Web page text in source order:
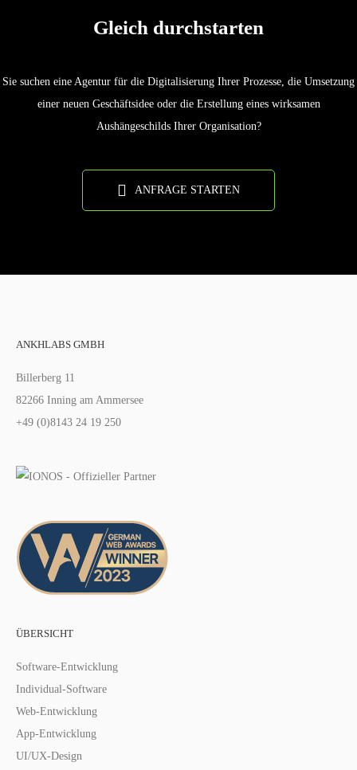
Gleich durchstarten
Sie suchen eine Agentur für die Digitalisierung Ihrer Prozesse, die Umsetzung
einer neuen Geschäftsidee oder die Erstellung eines wirksamen
Aushängeschilds Ihrer Organisation?
ANFRAGE STARTEN
ANKHLABS GMBH
Billerberg 11
82266 Inning am Ammersee
+49 (0)8143 24 19 250
ÜBERSICHT
Software-Entwicklung
Individual-Software
Web-Entwicklung
App-Entwicklung
UI/UX-Design